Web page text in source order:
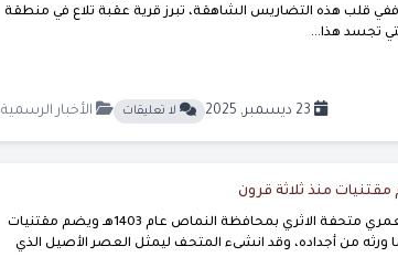
ففي قلب هذه التضاريس الشاهقة، تبرز قرية عقبة تلاع في منطقة
تجسد هذا...
23 ديسمبر, 2025 لا تعليقات الأخبار الرسمية
منذ ثلاثة قرون
صحيفة النماص اليوم : أنشىء سلمان العمري متحفة الاثري بمحافظة النماص عام 1403هـ ويضم مقتنيات
ورثه من أجداده، وقد انشىء المتحف ليمثل العصر الأصيل الذي